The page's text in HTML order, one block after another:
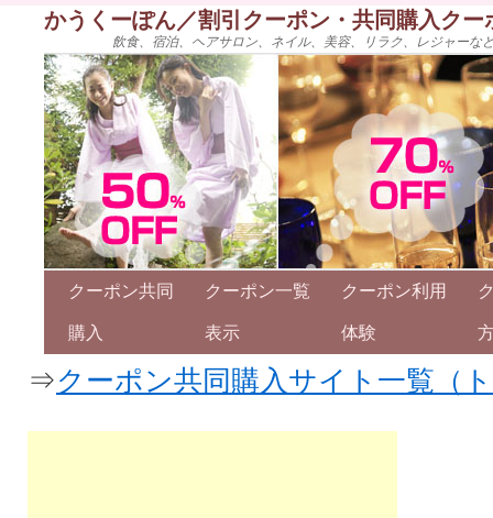
かうくーぽん／割引クーポン・共同購入ク
飲食、宿泊、ヘアサロン、ネイル、美容、リラク、レジャー
クーポン共同
購入
クーポン一覧
表示
クーポン利用
体験
⇒クーポン共同購入サイト一覧（